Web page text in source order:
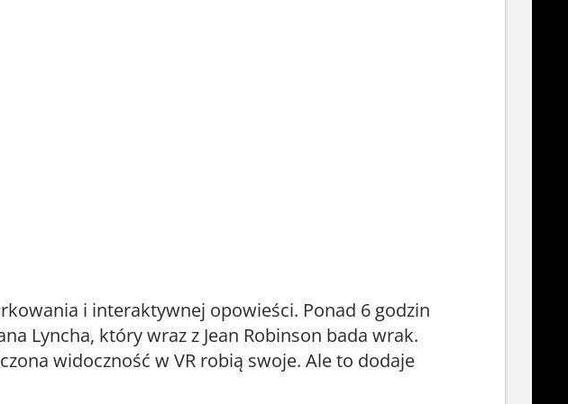
i interaktywnej opowieści. Ponad 6 godzin
Lyncha, który wraz z Jean Robinson bada wrak.
widoczność w VR robią swoje. Ale to dodaje